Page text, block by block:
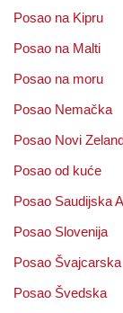
Posao na Kipru
Posao na Malti
Posao na moru
Posao Nemačka
Posao Novi
Posao od kuće
Posao Saudijska
Posao Slovenija
Posao Švajcarska
Posao Švedska